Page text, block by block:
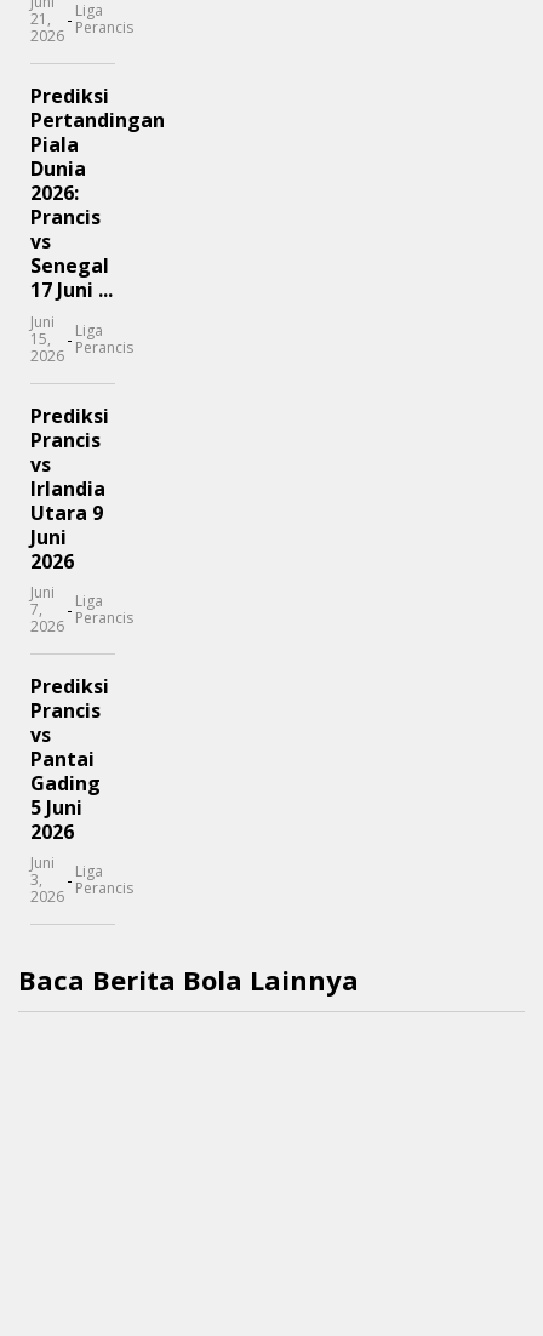
21,
2026
- Liga
Perancis
Prediksi
Pertandingan
Piala
Dunia
2026:
Prancis
vs
Senegal
17 Juni ...
Juni
15,
2026
- Liga
Perancis
Prediksi
Prancis
vs
Irlandia
Utara 9
Juni
2026
Juni
7,
2026
- Liga
Perancis
Prediksi
Prancis
vs
Pantai
Gading
5 Juni
2026
Juni
3,
2026
- Liga
Perancis
Baca Berita Bola Lainnya